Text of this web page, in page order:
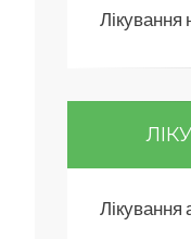
Лікування
Лікування